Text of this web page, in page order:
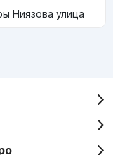
Ниязова улица